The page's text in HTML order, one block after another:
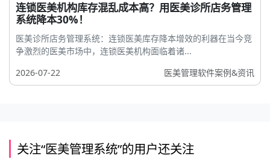
连锁医美机构库存混乱成本高？用医美诊所店务管理
系统降本30%！
医美诊所店务管理系统：连锁医美库存降本增效的利器在当今竞
争激烈的医美市场中，连锁医美机构面临着诸...
2026-07-22
医美管理软件案例&资讯
关注“医美管理系统”的用户还关注